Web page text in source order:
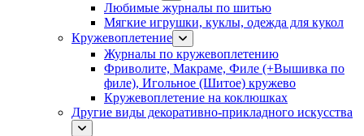
Любимые журналы по шитью
Мягкие игрушки, куклы, одежда для кукол
Кружевоплетение
Журналы по кружевоплетению
Фриволите, Макраме, Филе (+Вышивка по
филе), Игольное (Шитое) кружево
Кружевоплетение на коклюшках
Другие виды декоративно-прикладного искусства